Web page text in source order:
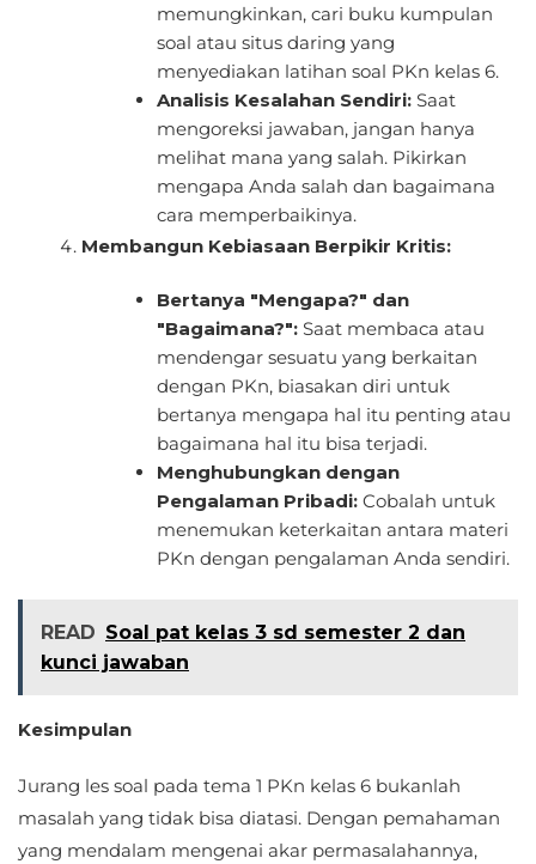
memungkinkan, cari buku kumpulan
soal atau situs daring yang
menyediakan latihan soal PKn kelas 6.
Analisis Kesalahan Sendiri:Saat
mengoreksi jawaban, jangan hanya
melihat mana yang salah. Pikirkan
mengapa Anda salah dan bagaimana
cara memperbaikinya.
Membangun Kebiasaan Berpikir Kritis:
Bertanya "Mengapa?" dan
"Bagaimana?":Saat membaca atau
mendengar sesuatu yang berkaitan
dengan PKn, biasakan diri untuk
bertanya mengapa hal itu penting atau
bagaimana hal itu bisa terjadi.
Menghubungkan dengan
Pengalaman Pribadi:Cobalah untuk
menemukan keterkaitan antara materi
PKn dengan pengalaman Anda sendiri.
READ Soal pat kelas 3 sd semester 2 dan
kunci jawaban
Kesimpulan
Jurang les soal pada tema 1 PKn kelas 6 bukanlah
masalah yang tidak bisa diatasi. Dengan pemahaman
yang mendalam mengenai akar permasalahannya,